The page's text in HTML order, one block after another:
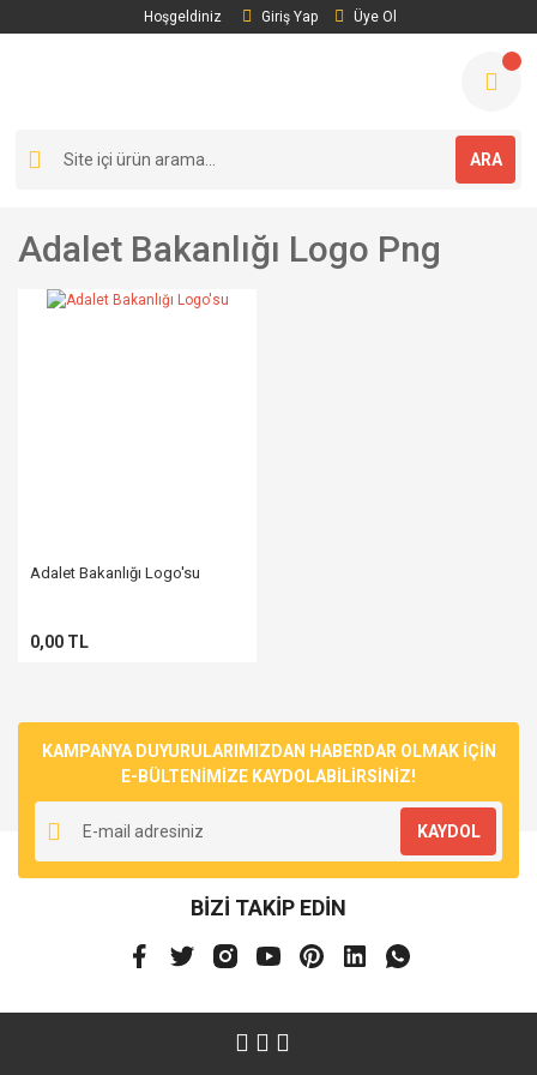
Hoşgeldiniz Giriş Yap Üye Ol
ARA
Adalet Bakanlığı Logo Png
Adalet Bakanlığı Logo'su
0,00 TL
KAMPANYA DUYURULARIMIZDAN HABERDAR OLMAK İÇİN
E-BÜLTENİMİZE KAYDOLABİLİRSİNİZ!
KAYDOL
BİZİ TAKİP EDİN